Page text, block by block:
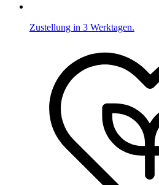
Zustellung in 3 Werktagen.